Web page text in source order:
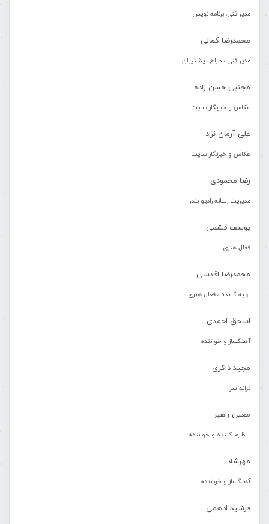
مدیر فنی، برنامه نویس
محمدرضا کمالی
مدیر فنی ، طراح ، پشتیبان
مجتبی حسن زاده
عکاس و خبرنگار سایت
علی آرمان نژاد
عکاس و خبرنگار سایت
رضا محمودی
مدیریت رسانه رادیو بندر
یوسف قشمی
فعال هنری
محمدرضا اقدسی
تهیه کننده ، فعال هنری
اسحق احمدی
آهنگساز و خواننده
مجید ذاکری
ترانه سرا
معین راهبر
تنظیم کننده و خواننده
مهرشاد
آهنگساز و خواننده
فرشید ادهمی